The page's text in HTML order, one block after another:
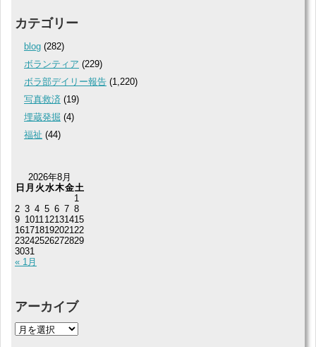
カテゴリー
blog (282)
ボランティア (229)
ボラ部デイリー報告 (1,220)
写真救済 (19)
埋蔵発掘 (4)
福祉 (44)
2026年8月
日 月 火水木金土
« 1月
1
2 3 4 5 6 7 8
9 1011 12131415
161718192021 22
23242526272829
3031
アーカイブ